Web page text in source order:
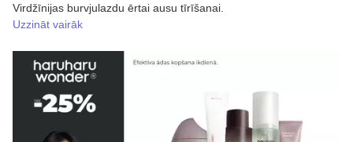
Virdžīnijas burvjulazdu ērtai ausu tīrīšanai.
Uzzināt vairāk